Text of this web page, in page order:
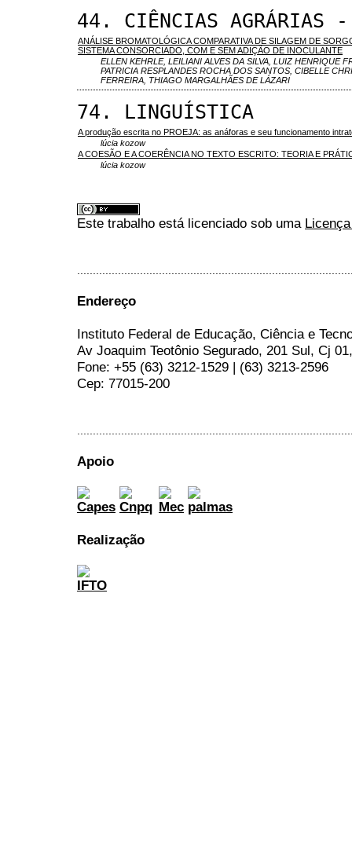
44. CIÊNCIAS AGRÁRIAS -
ANÁLISE BROMATOLÓGICA COMPARATIVA DE SILAGEM DE
SISTEMA CONSORCIADO, COM E SEM ADIÇÃO DE INOCULANTE
ELLEN KEHRLE, LEILIANI ALVES DA SILVA, LUIZ HENRIQUE
PATRICIA RESPLANDES ROCHA DOS SANTOS, CIBELLE
FERREIRA, THIAGO MARGALHÃES DE LÁZARI
74. LINGUÍSTICA
A produção escrita no PROEJA: as anáforas e seu funcionamento
lúcia kozow
A COESÃO E A COERÊNCIA NO TEXTO ESCRITO: TEORIA E
lúcia kozow
Este trabalho está licenciado sob uma
Endereço
Instituto Federal de Educação, Ciência e
Av Joaquim Teotônio Segurado, 201 Sul, Cj
Fone: +55 (63) 3212-1529 | (63) 3213-2596
Cep: 77015-200
Apoio
Realização